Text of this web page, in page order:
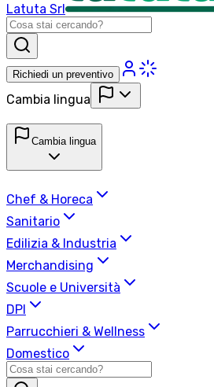
Latuta Srl
Richiedi un preventivo
Cambia lingua
Cambia lingua
Chef & Horeca
Sanitario
Edilizia & Industria
Merchandising
Scuole e Università
DPI
Parrucchieri & Wellness
Domestico